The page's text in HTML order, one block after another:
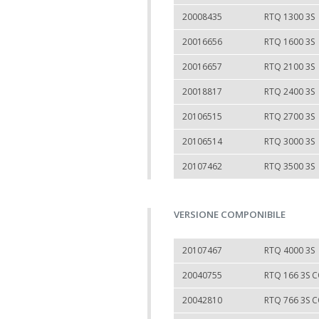
20008435 RTQ 1300 3S
20016656 RTQ 1600 3S
20016657 RTQ 2100 3S
20018817 RTQ 2400 3S
20106515 RTQ 2700 3S
20106514 RTQ 3000 3S
20107462 RTQ 3500 3S
VERSIONE COMPONIBILE
20107467 RTQ 4000 3S
20040755 RTQ 166 3S
20042810 RTQ 766 3S